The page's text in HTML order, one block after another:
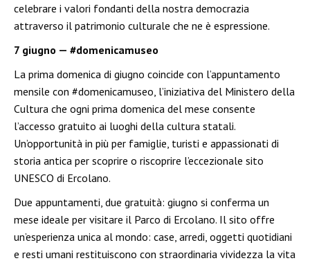
celebrare i valori fondanti della nostra democrazia
attraverso il patrimonio culturale che ne è espressione.
7 giugno — #domenicamuseo
La prima domenica di giugno coincide con l’appuntamento
mensile con #domenicamuseo, l’iniziativa del Ministero della
Cultura che ogni prima domenica del mese consente
l’accesso gratuito ai luoghi della cultura statali.
Un’opportunità in più per famiglie, turisti e appassionati di
storia antica per scoprire o riscoprire l’eccezionale sito
UNESCO di Ercolano.
Due appuntamenti, due gratuità: giugno si conferma un
mese ideale per visitare il Parco di Ercolano. Il sito offre
un’esperienza unica al mondo: case, arredi, oggetti quotidiani
e resti umani restituiscono con straordinaria vividezza la vita